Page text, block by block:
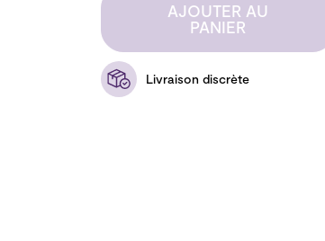
AJOUTER AU
PANIER
Livraison discrète